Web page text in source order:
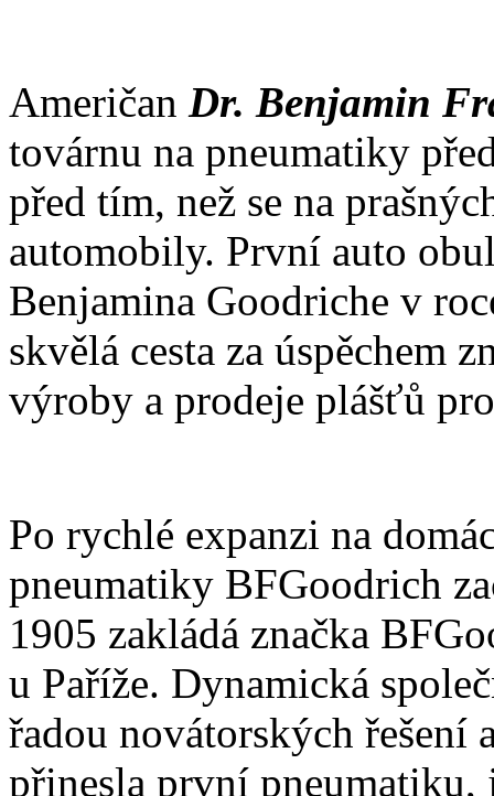
Američan Dr. Benjamin
továrnu na pneumatiky
před tím, než se na
automobily. První auto
Benjamina Goodriche v
skvělá cesta za úspěchem
výroby a prodeje plášťů
Po rychlé expanzi na
pneumatiky BFGoodrich
1905 zakládá značka
u Paříže. Dynamická
řadou novátorských řešení
přinesla první pneumatiku,